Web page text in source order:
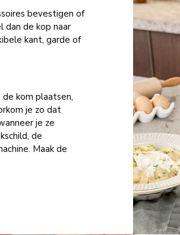
bevestigen of
dan de kop naar
kant, garde of
kom plaatsen,
je zo dat
je ze
de
Maak de